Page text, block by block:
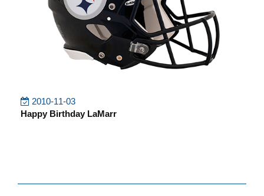
2010-11-03
Happy Birthday LaMarr